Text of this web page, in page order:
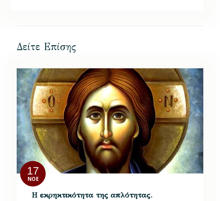
Δείτε Επίσης
17
ΝΟΈ
Η εκρηκτικότητα της απλότητας.